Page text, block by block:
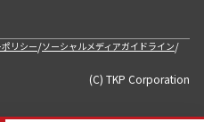
リシー/ソーシャルメディアガイドライン/
(C) TKP Corporation